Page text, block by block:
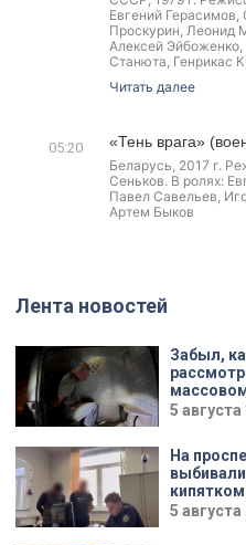
Евгений
Проскурин, Леонид
Алексей
Станюта, Генрикас
Овсянников, Мария
Читать далее
05:20 «Тень врага»
Беларусь, 2017 г.
Сеньков. В ролях:
Павел Савельев,
Артем Быков
Лента новостей
Забыл,
5 августа
На
5 августа